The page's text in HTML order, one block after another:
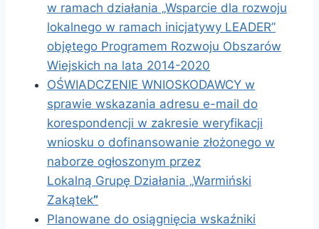
w ramach działania „Wsparcie dla rozwoju
lokalnego w ramach inicjatywy LEADER”
objętego Programem Rozwoju Obszarów
Wiejskich na lata 2014-2020
OŚWIADCZENIE WNIOSKODAWCY w
sprawie wskazania adresu e-mail do
korespondencji w zakresie weryfikacji
wniosku o dofinansowanie złożonego w
naborze ogłoszonym przez
Lokalną Grupę Działania „Warmiński
Zakątek”
Planowane do osiągnięcia wskaźniki